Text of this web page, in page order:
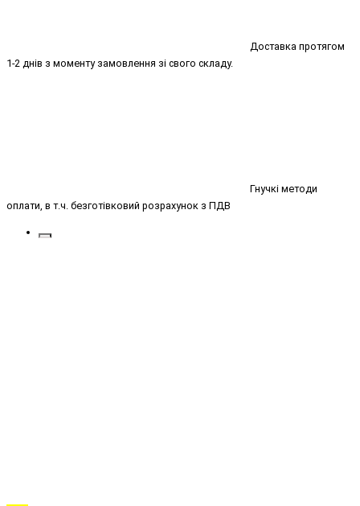
Доставка протягом
1-2 днів з моменту замовлення зі свого складу.
Гнучкі методи
оплати, в т.ч. безготівковий розрахунок з ПДВ